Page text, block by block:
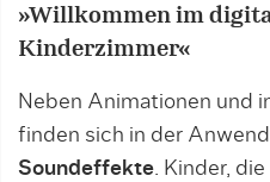
»Willkommen im
Kinderzimmer«
Neben Animationen und
finden sich in der
Soundeffekte. Kinder,